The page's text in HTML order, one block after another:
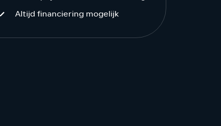
Altijd financiering mogelijk